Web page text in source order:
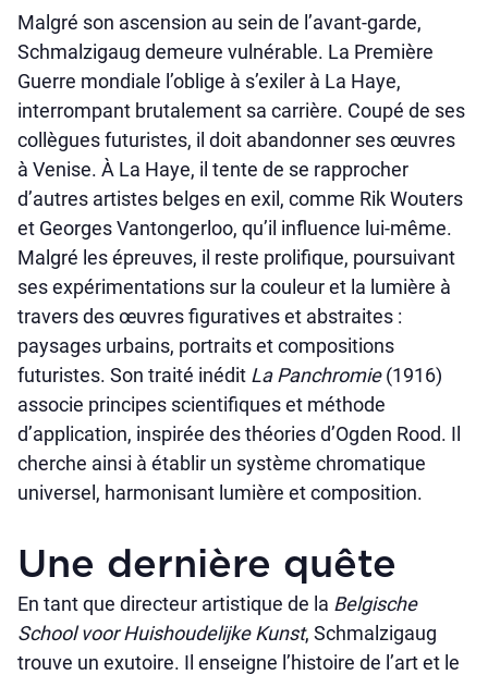
Malgré son ascension au sein de l’avant-garde,
Schmalzigaug demeure vulnérable. La Première
Guerre mondiale l’oblige à s’exiler à La Haye,
interrompant brutalement sa carrière. Coupé de ses
collègues futuristes, il doit abandonner ses œuvres
à Venise. À La Haye, il tente de se rapprocher
d’autres artistes belges en exil, comme Rik Wouters
et Georges Vantongerloo, qu’il influence lui-même.
Malgré les épreuves, il reste prolifique, poursuivant
ses expérimentations sur la couleur et la lumière à
travers des œuvres figuratives et abstraites :
paysages urbains, portraits et compositions
futuristes. Son traité inédit La Panchromie(1916)
associe principes scientifiques et méthode
d’application, inspirée des théories d’Ogden Rood. Il
cherche ainsi à établir un système chromatique
universel, harmonisant lumière et composition.
Une dernière quête
En tant que directeur artistique de la Belgische
School voor Huishoudelijke Kunst, Schmalzigaug
trouve un exutoire. Il enseigne l’histoire de l’art et le